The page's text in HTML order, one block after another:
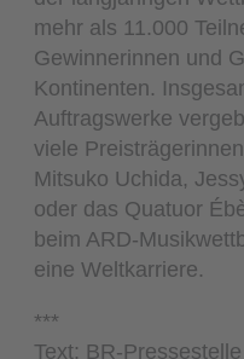
mehr als 11.000
Gewinnerinnen und
Kontinenten.
Auftragswerke
viele
Mitsuko Uchida,
oder das Quatuor
beim ARD-
eine Weltkarriere.
***
Text: BR-Pressestelle